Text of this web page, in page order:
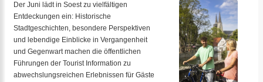
Der Juni lädt in Soest zu vielfältigen
Entdeckungen ein: Historische
Stadtgeschichten, besondere Perspektiven
und lebendige Einblicke in Vergangenheit
und Gegenwart machen die öffentlichen
Führungen der Tourist Information zu
abwechslungsreichen Erlebnissen für Gäste